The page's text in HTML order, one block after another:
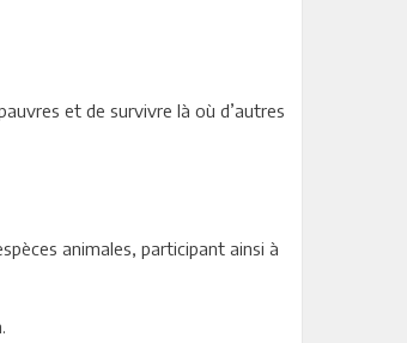
et de survivre là où d’autres
animales, participant ainsi à